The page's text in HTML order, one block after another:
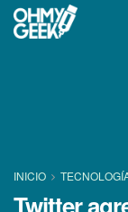
INICIO
Twitter